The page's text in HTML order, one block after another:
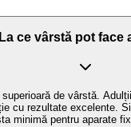
La ce vârstă pot face
de vârstă.
cu rezultate excelente.
minimă pentru aparate